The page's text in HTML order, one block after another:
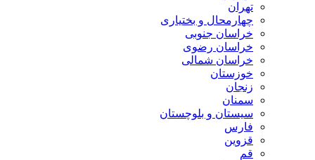
تهران
چهارمحال و بختیاری
خراسان جنوبی
خراسان رضوی
خراسان شمالی
خوزستان
زنجان
سمنان
سیستان و بلوچستان
فارس
قزوین
قم